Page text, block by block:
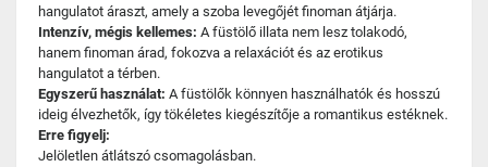
hangulatot áraszt, amely a szoba levegőjét finoman átjárja.
Intenzív, mégis kellemes: A füstölő illata nem lesz tolakodó,
hanem finoman árad, fokozva a relaxációt és az erotikus
hangulatot a térben.
Egyszerű használat: A füstölők könnyen használhatók és hosszú
ideig élvezhetők, így tökéletes kiegészítője a romantikus estéknek.
Erre figyelj:
Jelöletlen átlátszó csomagolásban.